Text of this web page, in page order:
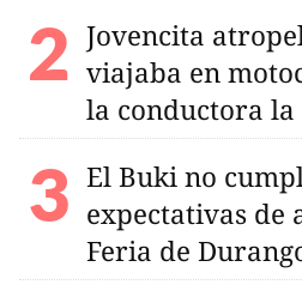
Jovencita
viajaba en
la conductora la
El Buki no
expectativas de
Feria de